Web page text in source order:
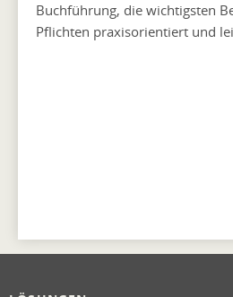
Buchführung, die wichtigsten
Pflichten praxisorientiert und